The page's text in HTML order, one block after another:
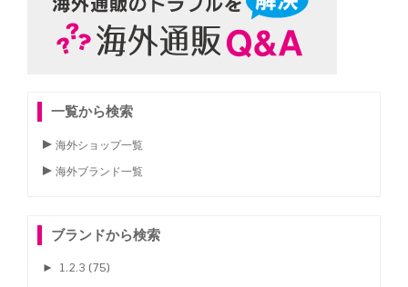
一覧から検索
海外ショップ一覧
海外ブランド一覧
ブランドから検索
► 1.2.3 (75)